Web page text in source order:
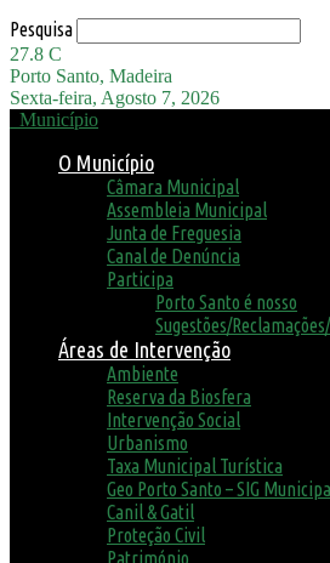
Pesquisa
27.8 C
Porto Santo, Madeira
Sexta-feira, Agosto 7, 2026
Município
O Município
Câmara Municipal
Assembleia Municipal
Junta de Freguesia
Canal de Denúncia
Participa
Porto Santo é nosso
Sugestões/
Áreas de Intervenção
Ambiente
Reserva da Biosfera
Intervenção Social
Urbanismo
Taxa Municipal Turística
Geo Porto Santo – SIG
Canil & Gatil
Proteção Civil
Património